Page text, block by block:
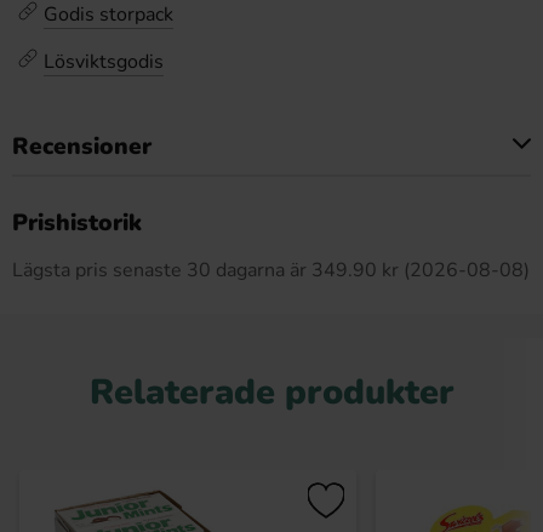
Godis storpack
Lösviktsgodis
Recensioner
Prishistorik
Lägsta pris senaste 30 dagarna är 349.90 kr (2026-08-08)
Relaterade produkter